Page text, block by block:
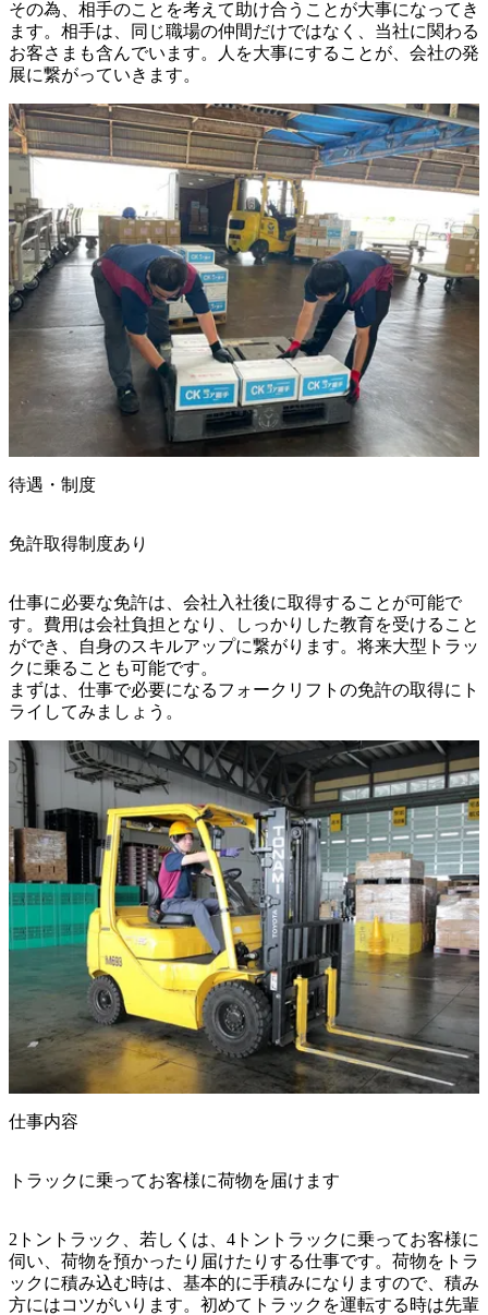
その為、相手のことを考えて助け合うことが大事になってき
ます。相手は、同じ職場の仲間だけではなく、当社に関わる
お客さまも含んでいます。人を大事にすることが、会社の発
展に繋がっていきます。
待遇・制度
免許取得制度あり
仕事に必要な免許は、会社入社後に取得することが可能で
す。費用は会社負担となり、しっかりした教育を受けること
ができ、自身のスキルアップに繋がります。将来大型トラッ
クに乗ることも可能です。
まずは、仕事で必要になるフォークリフトの免許の取得にト
ライしてみましょう。
仕事内容
トラックに乗ってお客様に荷物を届けます
2トントラック、若しくは、4トントラックに乗ってお客様に
伺い、荷物を預かったり届けたりする仕事です。荷物をトラ
ックに積み込む時は、基本的に手積みになりますので、積み
方にはコツがいります。初めてトラックを運転する時は先輩